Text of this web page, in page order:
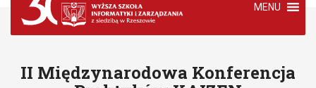
MENU
II Międzynarodowa Konferencja